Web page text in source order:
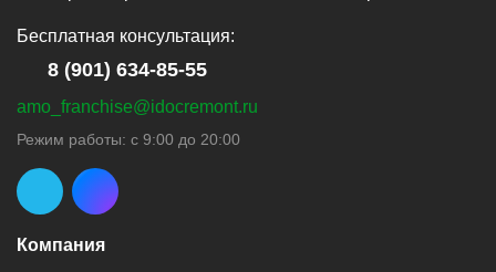
Компания
Бесплатная консультация:
8 (901) 634-85-55
amo_franchise@idocremont.ru
Режим работы: с 9:00 до 20:00